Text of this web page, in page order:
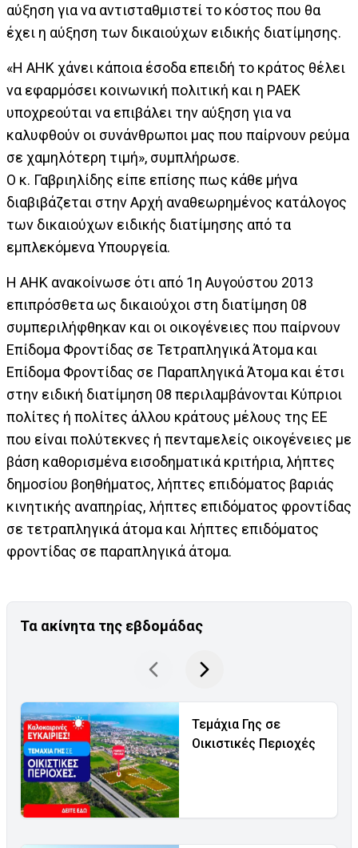
αύξηση για να αντισταθμιστεί το κόστος που θα
έχει η αύξηση των δικαιούχων ειδικής διατίμησης.
«Η ΑΗΚ χάνει κάποια έσοδα επειδή το κράτος θέλει
να εφαρμόσει κοινωνική πολιτική και η ΡΑΕΚ
υποχρεούται να επιβάλει την αύξηση για να
καλυφθούν οι συνάνθρωποι μας που παίρνουν ρεύμα
σε χαμηλότερη τιμή», συμπλήρωσε.
Ο κ. Γαβριηλίδης είπε επίσης πως κάθε μήνα
διαβιβάζεται στην Αρχή αναθεωρημένος κατάλογος
των δικαιούχων ειδικής διατίμησης από τα
εμπλεκόμενα Υπουργεία.
Η ΑΗΚ ανακοίνωσε ότι από 1η Αυγούστου 2013
επιπρόσθετα ως δικαιούχοι στη διατίμηση 08
συμπεριλήφθηκαν και οι οικογένειες που παίρνουν
Επίδομα Φροντίδας σε Τετραπληγικά Άτομα και
Επίδομα Φροντίδας σε Παραπληγικά Άτομα και έτσι
στην ειδική διατίμηση 08 περιλαμβάνονται Κύπριοι
πολίτες ή πολίτες άλλου κράτους μέλους της ΕΕ
που είναι πολύτεκνες ή πενταμελείς οικογένειες με
βάση καθορισμένα εισοδηματικά κριτήρια, λήπτες
δημοσίου βοηθήματος, λήπτες επιδόματος βαριάς
κινητικής αναπηρίας, λήπτες επιδόματος φροντίδας
σε τετραπληγικά άτομα και λήπτες επιδόματος
φροντίδας σε παραπληγικά άτομα.
Τα ακίνητα της εβδομάδας
Τεμάχια Γης σε
Οικιστικές Περιοχές